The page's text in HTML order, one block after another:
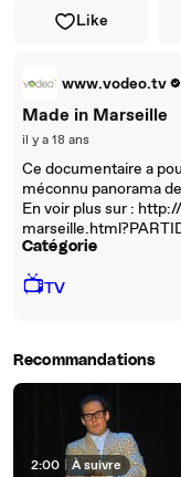
Like
www.vodeo.tv
Made in Marseille
il y a 18 ans
Ce documentaire a
méconnu panorama
En voir plus sur :
Catégorie
📺TV
Recommandations
2:00 À suivre